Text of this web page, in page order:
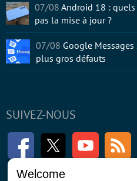
SUIVEZ-NOUS
FacebookTwitter Youtube
07/08 Android 18 :
pas la mise à jour ?
07/08 Google Messages
plus gros défauts
Welcome